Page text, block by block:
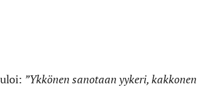
”Ykkönen sanotaan yykeri, kakkonen